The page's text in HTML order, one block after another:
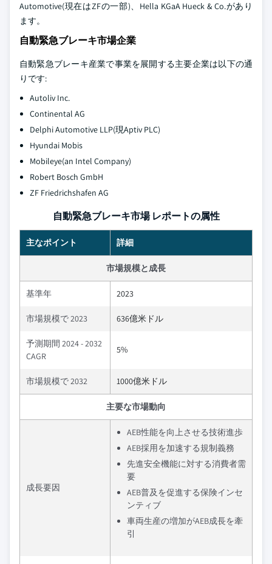
Automotive(現在はZFの一部)、Hella KGaA Hueck & Co.があり
ます。
自動緊急ブレーキ市場企業
自動緊急ブレーキ産業で事業を展開する主要企業は以下の通
りです:
Autoliv Inc.
Continental AG
Delphi Automotive LLP(現Aptiv PLC)
Hyundai Mobis
Mobileye(an Intel Company)
Robert Bosch GmbH
ZF Friedrichshafen AG
自動緊急ブレーキ市場 レポートの属性
主なポイント 詳細
市場規模と成長
基準年 2023
市場規模で 2023 636億米ドル
予測期間 2024 - 2032
CAGR
5%
市場規模で 2032 1000億米ドル
主要な市場動向
成長要因
AEB性能を向上させる技術進歩
AEB採用を加速する規制義務
先進安全機能に対する消費者需
要
AEB普及を促進する保険インセ
ンティブ
車両生産の増加がAEB成長を牽
引